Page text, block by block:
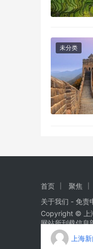
上海
未分类
首页 聚焦
关于我们 - 免责
Copyright © 上
网站所刊载信息